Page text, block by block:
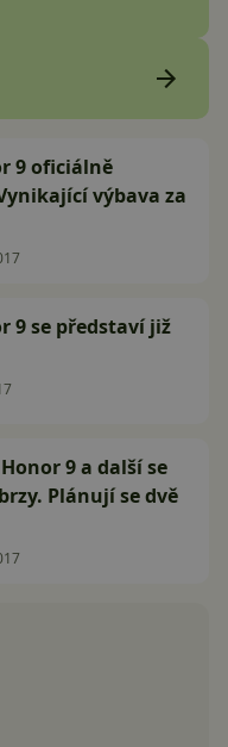
9 oficiálně
výbava za
9 se představí již
9 a další se
Plánují se dvě